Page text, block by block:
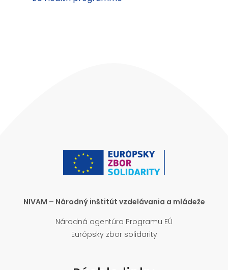
NIVAM – Národný inštitút vzdelávania a mládeže
Národná agentúra Programu EÚ
Európsky zbor solidarity